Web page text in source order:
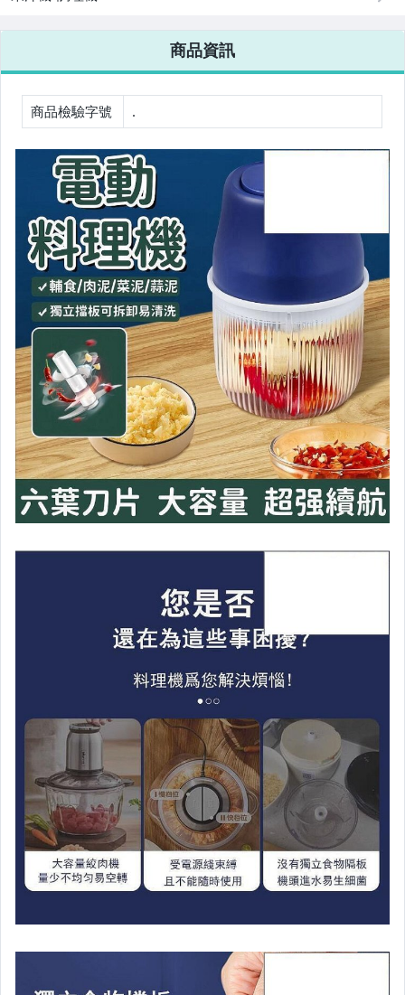
美容保養與彩妝
電腦、平板與周邊
相機、攝影與周邊
嬰幼兒與孕婦
汽機車精品百貨
居家、家具與園藝
玩具、模型與公仔
男性精品與服飾
女裝與服飾配件
偶像、球員卡與郵幣
手錶與飾品配件
女包精品與女鞋
家電與影音視聽
商品資訊
商品檢驗字號 .